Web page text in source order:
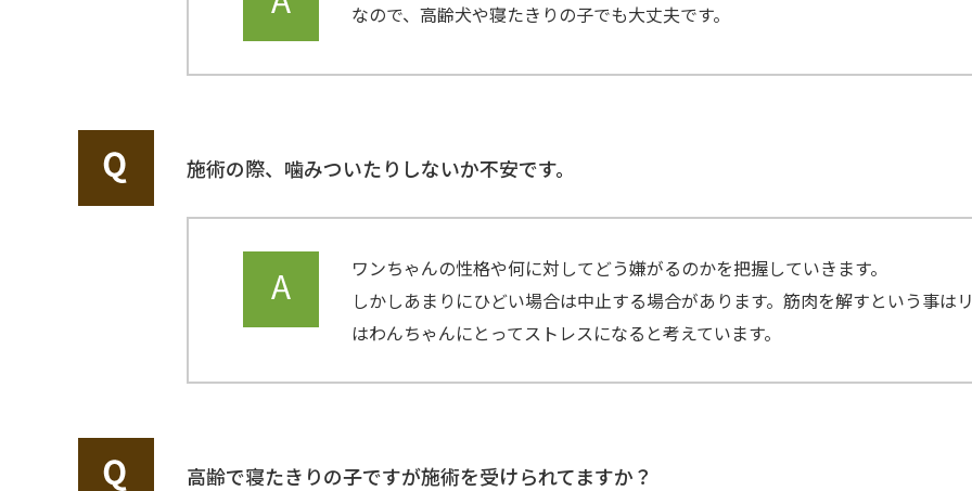
なので、高齢犬や寝たきりの子でも大丈夫です。
施術の際、噛みついたりしないか不安です。
ワンちゃんの性格や何に対してどう嫌がるのかを把握していきます。
しかしあまりにひどい場合は中止する場合があります。筋肉を解すという事
はわんちゃんにとってストレスになると考えています。
高齢で寝たきりの子ですが施術を受けられてますか？